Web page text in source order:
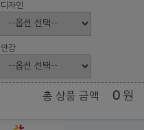
디자인
안감
총 상품 금액 0 원